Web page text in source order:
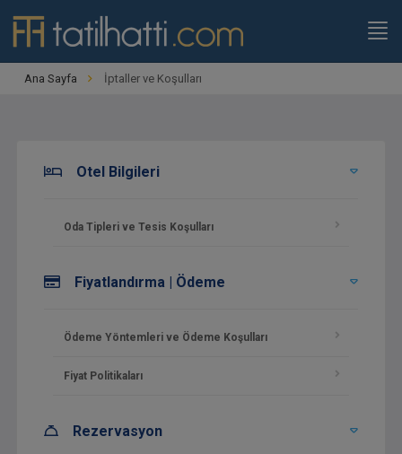
Ana Sayfa İptaller ve Koşulları
Otel Bilgileri
Oda Tipleri ve Tesis Koşulları
Fiyatlandırma | Ödeme
Ödeme Yöntemleri ve Ödeme Koşulları
Fiyat Politikaları
Rezervasyon